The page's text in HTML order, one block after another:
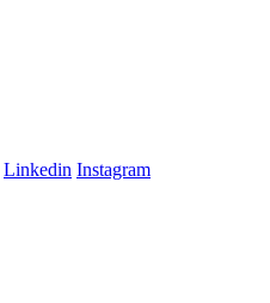
Linkedin Instagram